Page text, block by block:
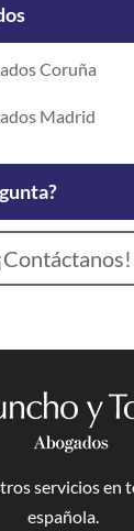
Coruña
Madrid
servicios en
española.